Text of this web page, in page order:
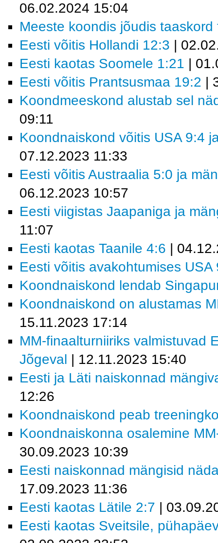
06.02.2024 15:04
Meeste koondis jõudis taaskord
Eesti võitis Hollandi 12:3 |
Eesti kaotas Soomele 1:21 |
Eesti võitis Prantsusmaa 19:2 |
Koondmeeskond alustab sel
09:11
Koondnaiskond võitis USA 9:4
07.12.2023 11:33
Eesti võitis Austraalia 5:0 ja
06.12.2023 10:57
Eesti viigistas Jaapaniga ja
11:07
Eesti kaotas Taanile 4:6 |
Eesti võitis avakohtumises USA
Koondnaiskond lendab
Koondnaiskond on alustamas
15.11.2023 17:14
MM-finaalturniiriks valmistuvad
Jõgeval | 12.11.2023 15:40
Eesti ja Läti naiskonnad
12:26
Koondnaiskond peab
Koondnaiskonna osalemine
30.09.2023 10:39
Eesti naiskonnad mängisid
17.09.2023 11:36
Eesti kaotas Lätile 2:7 |
Eesti kaotas Sveitsile,